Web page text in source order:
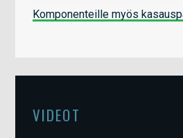
Komponenteille myös
VIDEOT